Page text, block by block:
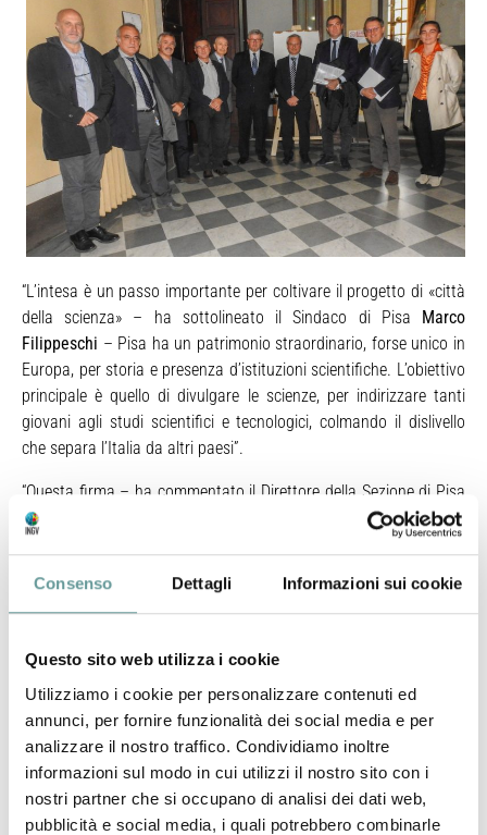
Consenso Dettagli Informazioni sui cookie
Questo sito web utilizza i cookie
Utilizziamo i cookie per personalizzare contenuti ed
annunci, per fornire funzionalità dei social media e per
analizzare il nostro traffico. Condividiamo inoltre
informazioni sul modo in cui utilizzi il nostro sito con i
nostri partner che si occupano di analisi dei dati web,
pubblicità e social media, i quali potrebbero combinarle
“L’intesa è un passo importante per coltivare il progetto di «città
della scienza» – ha sottolineato il Sindaco di Pisa Marco
Filippeschi – Pisa ha un patrimonio straordinario, forse unico in
Europa, per storia e presenza d’istituzioni scientifiche. L’obiettivo
principale è quello di divulgare le scienze, per indirizzare tanti
giovani agli studi scientifici e tecnologici, colmando il dislivello
che separa l’Italia da altri paesi”.
“Questa firma – ha commentato il Direttore della Sezione di Pisa
dell’INGV, Gilberto Saccorotti – formalizza la collaborazione e la
sinergia tra le istituzioni presenti sul territorio comunale
una progettualità comune per valorizzare le competenze
L’idea di formalizzare e unificare le collaborazioni nasce un anno
fa, raccogliendo e mettendo a frutto il forte impegno che le
Istituzioni firmatarie hanno accresciuto negli ultimi anni in azioni
di diffusione di cultura in forme accessibili e popolari attraverso
eventi (Bright, Internet Festival, Festival della Robotica, Area
Aperta al CNR), formazione di insegnanti dal nido alla scuola
superiore, attivazione di percorsi di educazione scientifica per